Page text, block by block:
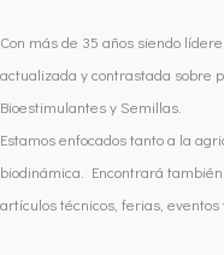
Con más de 35 años siendo
actualizada y contrastada sobre
Bioestimulantes y Semillas.
Estamos enfocados tanto a la
biodinámica. Encontrará
artículos técnicos, ferias,